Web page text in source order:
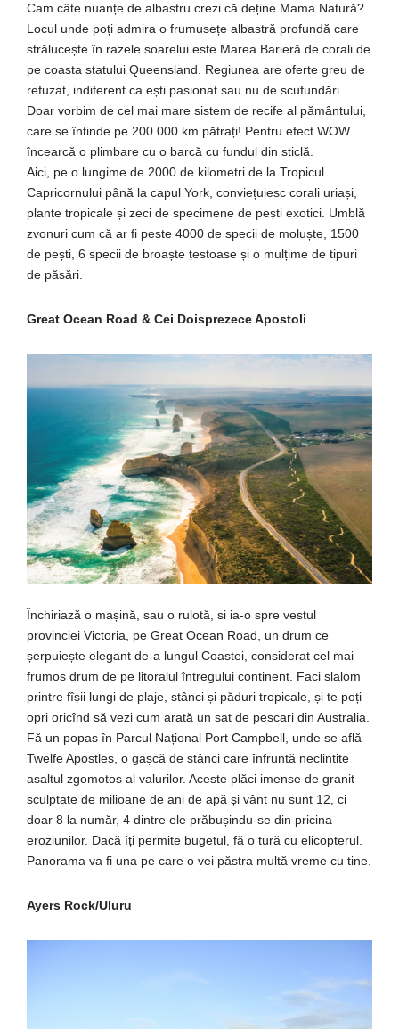
Cam câte nuanțe de albastru crezi că deține Mama Natură?
Locul unde poți admira o frumusețe albastră profundă care
strălucește în razele soarelui este Marea Barieră de corali de
pe coasta statului Queensland. Regiunea are oferte greu de
refuzat, indiferent ca ești pasionat sau nu de scufundări.
Doar vorbim de cel mai mare sistem de recife al pământului,
care se întinde pe 200.000 km pătrați! Pentru efect WOW
încearcă o plimbare cu o barcă cu fundul din sticlă.
Aici, pe o lungime de 2000 de kilometri de la Tropicul
Capricornului până la capul York, conviețuiesc corali uriași,
plante tropicale și zeci de specimene de pești exotici. Umblă
zvonuri cum că ar fi peste 4000 de specii de moluște, 1500
de pești, 6 specii de broaște țestoase și o mulțime de tipuri
de păsări.
Great Ocean Road & Cei Doisprezece Apostoli
Închiriază o mașină, sau o rulotă, si ia-o spre vestul
provinciei Victoria, pe Great Ocean Road, un drum ce
șerpuiește elegant de-a lungul Coastei, considerat cel mai
frumos drum de pe litoralul întregului continent. Faci slalom
printre fîșii lungi de plaje, stânci și păduri tropicale, și te poți
opri oricînd să vezi cum arată un sat de pescari din Australia.
Fă un popas în Parcul Național Port Campbell, unde se află
Twelfe Apostles, o gașcă de stânci care înfruntă neclintite
asaltul zgomotos al valurilor. Aceste plăci imense de granit
sculptate de milioane de ani de apă și vânt nu sunt 12, ci
doar 8 la număr, 4 dintre ele prăbușindu-se din pricina
eroziunilor. Dacă îți permite bugetul, fă o tură cu elicopterul.
Panorama va fi una pe care o vei păstra multă vreme cu tine.
Ayers Rock/Uluru